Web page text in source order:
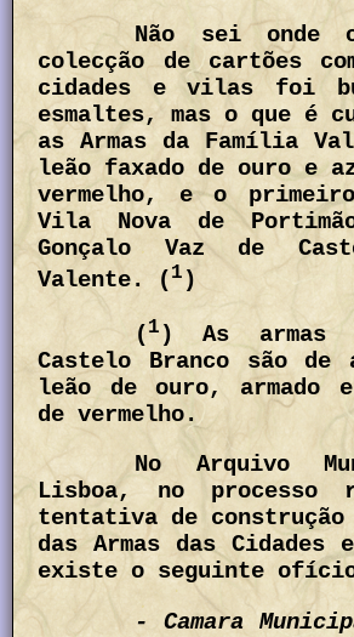
Não sei onde
colecção de cartões
cidades e vilas foi
esmaltes, mas o que é
as Armas da Família
leão faxado de ouro e
vermelho, e o
Vila Nova de Portimão
Gonçalo Vaz de
Valente. ( 1 )
( 1 ) As armas
Castelo Branco são de
leão de ouro, armado e
de vermelho.
No Arquivo
Lisboa, no processo
tentativa de
das Armas das
existe o seguinte
- Camara